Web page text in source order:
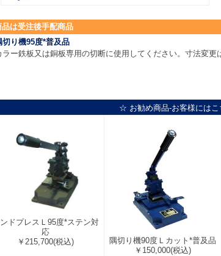
品は受注後手配商品
切り機95度*普及品
ラー鉄板又は銅板専用の切断に使用してください。寸法変
☆ お勧め商品-お客様には
ドプレスＬ95度*ステン対
応
￥215,700(税込)
隅切り機90度Ｌカット*普及品
￥150,000(税込)